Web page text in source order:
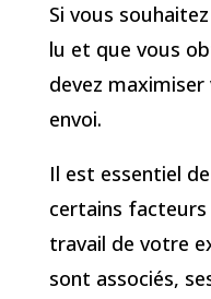
Si vous
lu et que vous
devez maximiser
envoi.
Il est essentiel
certains
travail de votre
sont associés,